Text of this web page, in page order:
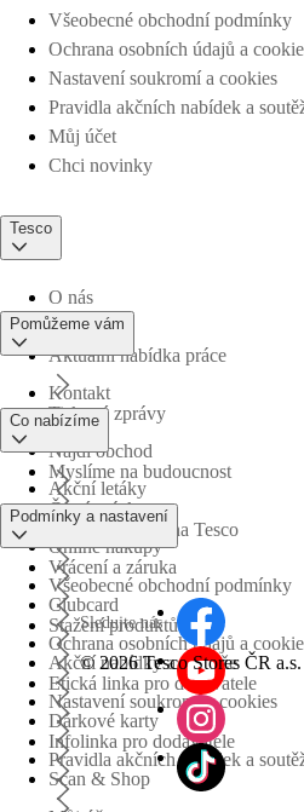
Všeobecné obchodní podmínky
Ochrana osobních údajů a
Nastavení soukromí a cookies
Pravidla akčních nabídek a
Můj účet
Chci novinky
Tesco
O nás
Aktuální nabídka práce
Tiskové zprávy
Myslíme na budoucnost
Obchodní skupina Tesco
Pomůžeme vám
Kontakt
Najdi obchod
Časté otázky
Vrácení a záruka
Stažení produktů
Etická linka pro dodavatele
Infolinka pro dodavatele
Co nabízíme
Akční letáky
Online nákupy
Clubcard
Akční nabídky a soutěže
Dárkové karty
Scan & Shop
Podmínky a nastavení
Všeobecné obchodní podmínky
Ochrana osobních údajů a
Nastavení soukromí a cookies
Pravidla akčních nabídek a
Sledujte nás
© 2026 Tesco Stores ČR a.s.